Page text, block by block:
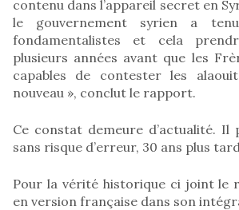
contenu dans l’appareil secret en
le gouvernement syrien a
fondamentalistes et cela
plusieurs années avant que les
capables de contester les
nouveau », conclut le rapport.
Ce constat demeure d’actualité. Il
sans risque d’erreur, 30 ans plus
Pour la vérité historique ci joint le
en version française dans son